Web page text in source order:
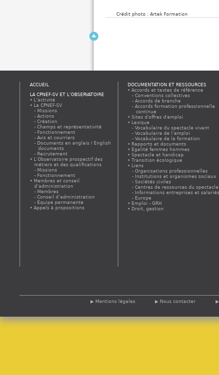
Crédit photo : Artek Formation
ACCUEIL
LA CPNEF-SV ET L’OBSERVATOIRE
L’activité
La CPNEF-SV
Missions
Actions
Création
Champs et représentativité
Fonctionnement
Avis et courriers
Documents en anglais / English
documents
Recrutement
L’Observatoire prospectif des
métiers et des qualifications
Missions
Fonctionnement
Membres et conseil
d’administration
Membres
Conseil d’administration
Équipe permanente
Appels à propositions
DOCUMENTATION ET RESSOURCES
Accords et textes de référence
Conventions collectives
Accords de branche
Accords formation professionnelle
continue
Sites d'offres d'emploi
Lexique
Vocabulaire du spectacle vivant
Vocabulaire de l’emploi
Vocabulaire de la formation
Rapports et documents
Egalité femmes hommes
Spectacle et handicap
Transition écologique
Liens
Organisations professionnelles
Institutions et organismes sociaux
Sociétés civiles
Centres de ressources du spectacle
Informations entreprises et
Europe
Emploi - GRH
Droit, gestion
Mentions légales Nous contacter